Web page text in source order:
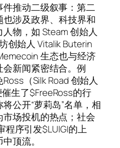
推动二级叙事：第二
也涉及政界、科技界和
物，如 Steam 创始人
创始人 Vitalik Buterin
生态也与经济
新闻紧密结合。例
（Silk Road 创始人
生了$FreeRoss的行
公开“萝莉岛”名单，相
场投机的热点；社会
程序引发$LUIGI的上
顶流。